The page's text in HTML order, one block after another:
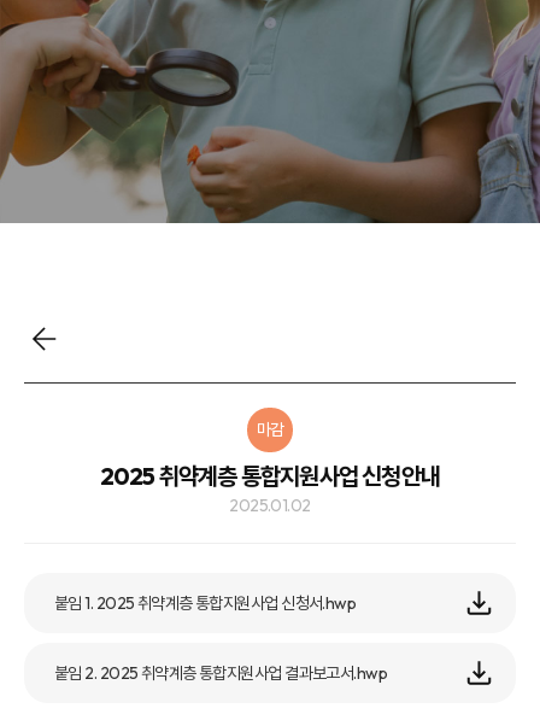
마감
2025 취약계층 통합지원사업 신청안내
2025.01.02
붙임 1. 2025 취약계층 통합지원사업 신청서.hwp
붙임 2. 2025 취약계층 통합지원사업 결과보고서.hwp